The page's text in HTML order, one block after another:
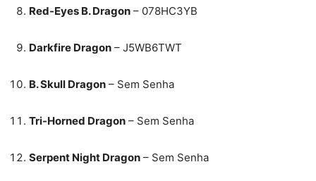
Red-Eyes B. Dragon – 078HC3YB
Darkfire Dragon – J5WB6TWT
B. Skull Dragon – Sem Senha
Tri-Horned Dragon – Sem Senha
Serpent Night Dragon – Sem Senha